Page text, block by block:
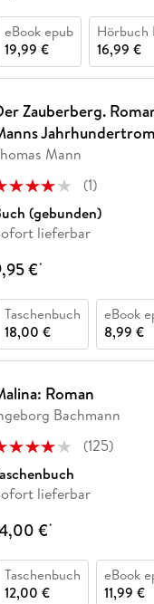
eBook epub
19,99 €
Hörbuch
16,99 €
Zauberberg.
Mann
(1)
(gebunden)
lieferbar
€*
Taschenbuch
18,00 €
eBook
8,99 €
Roman
Bachmann
(125)
lieferbar
€*
Taschenbuch
12,00 €
eBook
11,99 €